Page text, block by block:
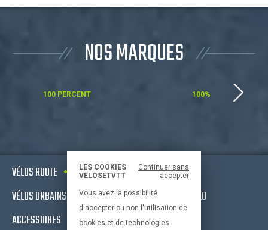
LES COOKIES
VELOSETVTT
Continuer sans
accepter
Vous avez la possibilité
d'accepter ou non l'utilisation de
cookies et de technologies
NOS MARQUES
100 PERCENT 100%
VÉLOS ROUTE VTT
VÉLOS ELECTRIQUES
VÉLOS URBAINS & FITNESS
EQUIPEMENTS DE VÉLO
ACCESSOIRES
OCCASIONS - RECONDITIONNÉS